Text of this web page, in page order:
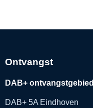
Ontvangst
DAB+ ontvangstgebied
DAB+ 5A Eindhoven